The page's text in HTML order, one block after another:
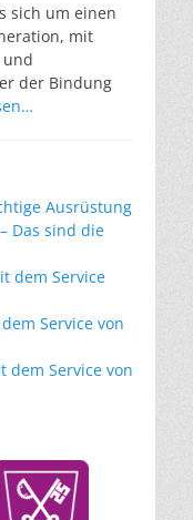
sich um einen
mit
und
der Bindung
Ausrüstung
Das sind die
dem Service
Service von
dem Service von